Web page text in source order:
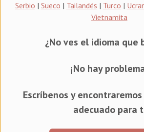
Serbio | Sueco | Tailandés | Turco |
Vietnamita
¿No ves el idioma que
¡No hay
Escríbenos y
adecuado para